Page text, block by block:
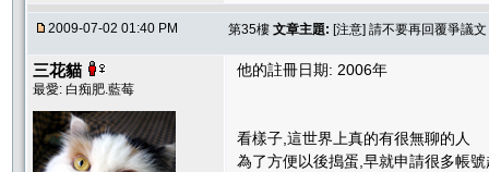
2009-07-02 01:40 PM 第35樓 文章主題: [注意] 請不要再回覆爭議
三花貓
最愛: 白痴肥.藍莓
他的註冊日期: 2006年
看樣子,這世界上真的有很無聊的人
為了方便以後搗蛋,早就申請很多帳